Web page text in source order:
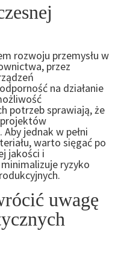
rozwoju przemysłu w
przez
na działanie
potrzeb sprawiają, że
jednak w pełni
warto sięgać po
jakości i
ryzyko
uwagę